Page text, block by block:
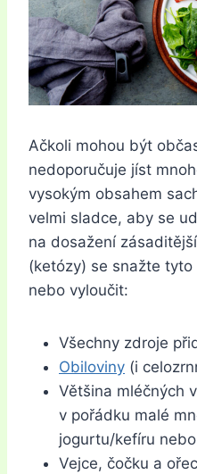
Ačkoli mohou být
nedoporučuje jíst
vysokým obsahem
velmi sladce, aby se
na dosažení
(ketózy) se snažte
nebo vyloučit:
Všechny zdroje
Obiloviny (i
Většina mléčných
v pořádku malé
jogurtu/kefíru
Vejce, čočku a